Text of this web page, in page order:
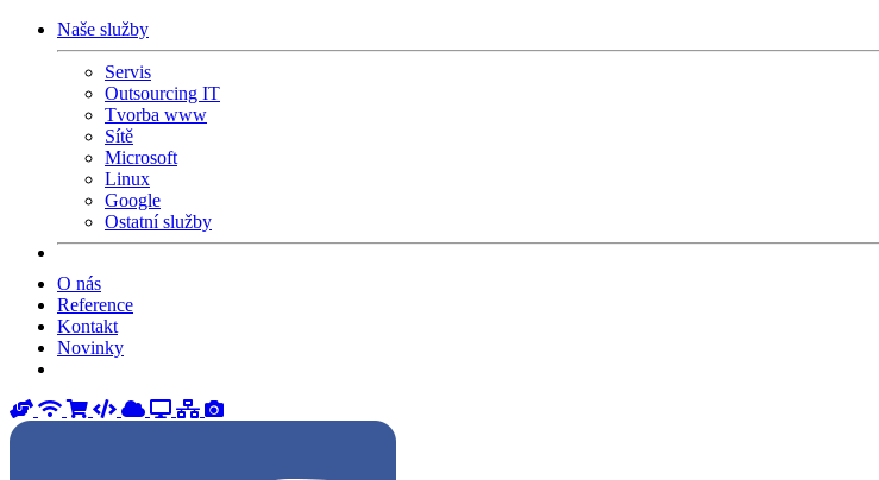
Naše služby
Servis
Outsourcing IT
Tvorba www
Sítě
Microsoft
Linux
Google
Ostatní služby
O nás
Reference
Kontakt
Novinky